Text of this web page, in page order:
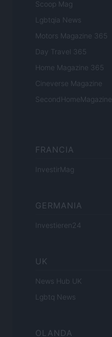
Scoop Mag
Lgbtqia News
Motors Magazine 365
Day Travel 365
Home Magazine 365
Cineverse Magazine
SecondHomeMagazine
FRANCIA
InvestirMag
GERMANIA
Investieren24
UK
News Hub UK
Lgbtq News
OLANDA